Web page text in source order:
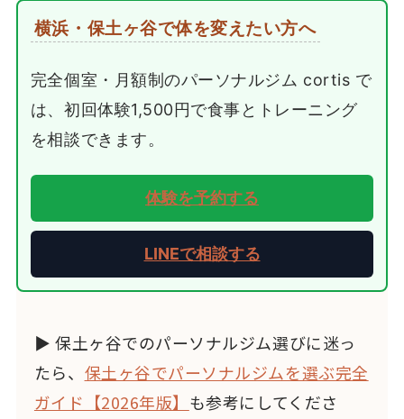
横浜・保土ヶ谷で体を変えたい方へ
完全個室・月額制のパーソナルジム cortis で
は、初回体験1,500円で食事とトレーニング
を相談できます。
体験を予約する
LINEで相談する
▶ 保土ヶ谷でのパーソナルジム選びに迷っ
たら、 保土ヶ谷でパーソナルジムを選ぶ完全
ガイド【2026年版】 も参考にしてくださ